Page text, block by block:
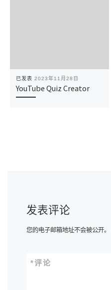
已发表 2023年11月28日
YouTube Quiz Creator
发表评论
您的电子邮箱地址不会被公开。
评论
*